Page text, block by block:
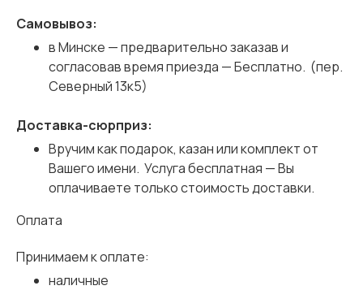
Оплата
Принимаем к оплате:
наличные
Самовывоз:
в Минске — предварительно заказав и
согласовав время приезда — Бесплатно. (пер.
Северный 13к5)
Доставка-сюрприз:
Вручим как подарок, казан или комплект от
Вашего имени. Услуга бесплатная — Вы
оплачиваете только стоимость доставки.